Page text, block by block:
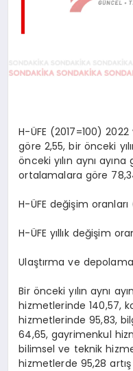
TEKNOLOJI
H-ÜFE (2017=100)
göre 2,55, bir önceki
önceki yılın aynı
ortalamalara göre
H-ÜFE değişim
H-ÜFE yıllık değişim
Ulaştırma ve
Bir önceki yılın aynı
hizmetlerinde 140,57,
hizmetlerinde 95,83,
64,65, gayrimenkul
bilimsel ve teknik
hizmetlerde 95,28